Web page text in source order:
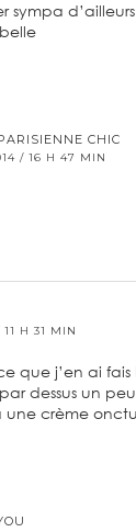
sympa
CHIC
/ 16 H 47 MIN
H 31 MIN
que j’en ai
dessus un
crème